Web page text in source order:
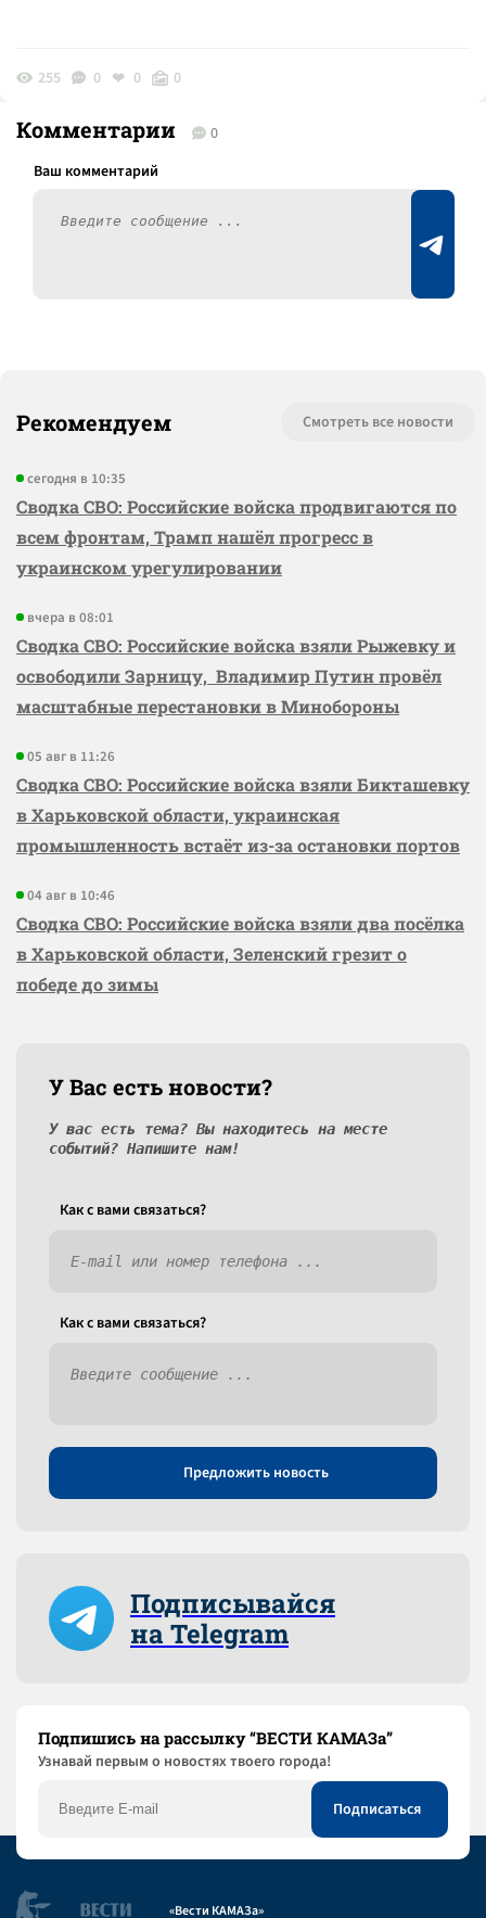
255 0 0 0
Комментарии 0
Рекомендуем Смотреть все новости
сегодня в 10:35
Сводка СВО: Российские войска продвигаются по
всем фронтам, Трамп нашёл прогресс в
украинском урегулировании
вчера в 08:01
Сводка СВО: Российские войска взяли Рыжевку и
освободили Зарницу, Владимир Путин провёл
масштабные перестановки в Минобороны
05 авг в 11:26
Сводка СВО: Российские войска взяли Бикташевку
в Харьковской области, украинская
промышленность встаёт из-за остановки портов
04 авг в 10:46
Сводка СВО: Российские войска взяли два посёлка
в Харьковской области, Зеленский грезит о
победе до зимы
У Вас есть новости?
У вас есть тема? Вы находитесь на месте
событий? Напишите нам!
Как c вами связаться?
Как c вами связаться?
Предложить новость
Подписывайся
на Telegram
Подпишись на рассылку “ВЕСТИ КАМАЗа”
Узнaвай первым о новостях твоего города!
«Вести КАМАЗа»